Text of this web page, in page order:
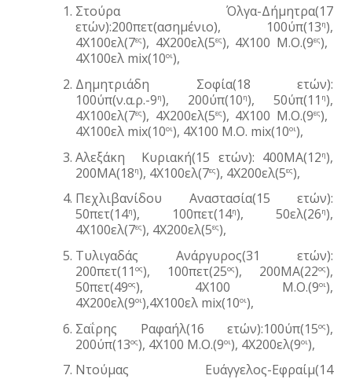
Στούρα  Όλγα-Δήμητρα(17
ετών):200πετ(ασημένιο), 100ύπ(13η),
4Χ100ελ(7ες), 4Χ200ελ(5ες), 4Χ100 Μ.Ο.(9ες),
4Χ100ελ mix(10οι),
Δημητριάδη Σοφία(18 ετών):
100ύπ(ν.α.ρ.-9η), 200ύπ(10η), 50ύπ(11 η),
4Χ100ελ(7ες), 4Χ200ελ(5ες), 4Χ100 Μ.Ο.(9ες),
4Χ100ελ mix(10οι), 4Χ100 Μ.Ο. mix(10οι),
Αλεξάκη  Κυριακή(15 ετών): 400ΜΑ(12η),
200ΜΑ(18η), 4Χ100ελ(7ες), 4Χ200ελ(5ες),
Πεχλιβανίδου Αναστασία(15 ετών):
50πετ(14η), 100πετ(14η), 50ελ(26η),
4Χ100ελ(7ες), 4Χ200ελ(5ες),
Τυλιγαδάς Ανάργυρος(31 ετών):
200πετ(11ος), 100πετ(25ος), 200ΜΑ(22ος),
50πετ(49ος), 4Χ100 Μ.Ο.(9οι),
4Χ200ελ(9οι),4Χ100ελ mix(10οι),
Σαΐρης Ραφαήλ(16 ετών):100ύπ(15ος),
200ύπ(13ος), 4Χ100 Μ.Ο.(9οι), 4Χ200ελ(9οι),
Ντούμας Ευάγγελος-Εφραίμ(14